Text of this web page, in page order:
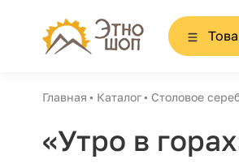
Главная Каталог Столовое
«Утро в